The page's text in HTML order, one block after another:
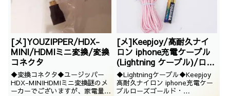
[メ]YOUZIPPER/HDX-
MINI/HDMIミニ変換/変換
コネクタ
◆変換コネクタ◆ユージッパー
HDX-MINIHDMIミニ変換謎のメ
ーカーでございますが、家電量販
[メ]Keepjoy/高耐久ナイ
ロン iphone充電ケーブル
(Lightning ケーブル)/ロー
ズゴールド・2m
◆Lightningケーブル◆Keepjoy
高耐久ナイロン iphone充電ケー
ブルローズゴールド・